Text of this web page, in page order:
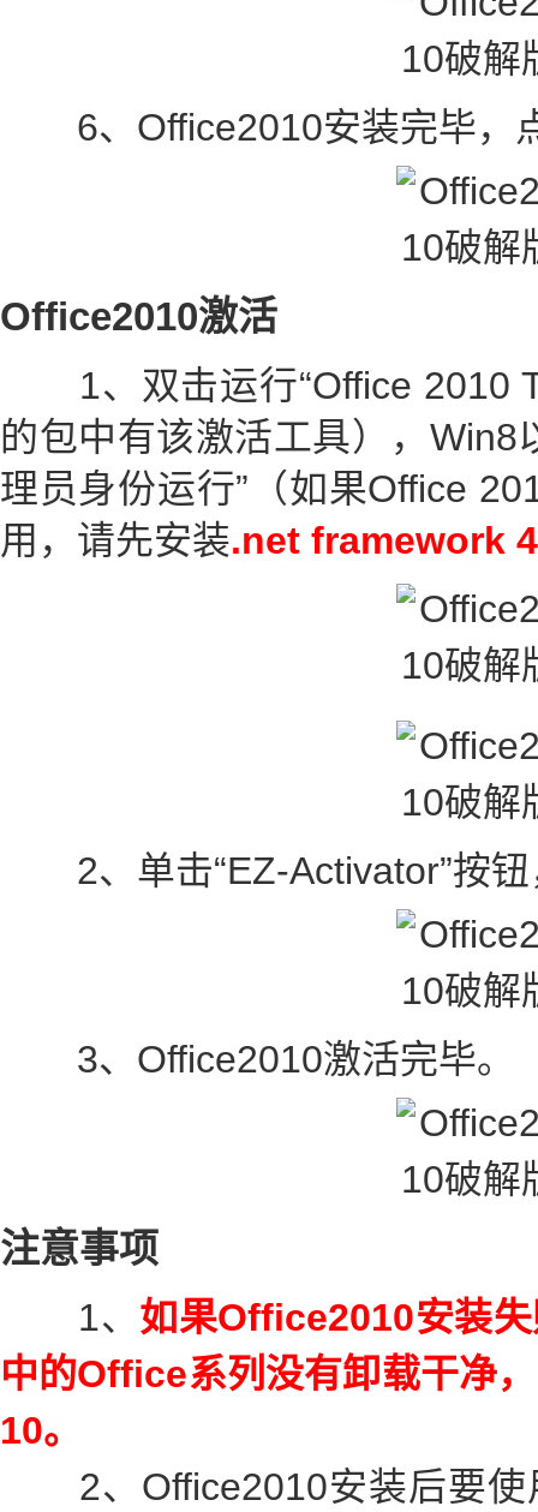
6、Office2010安装完毕，
Office2010激活
1、双击运行“Office 2010
的包中有该激活工具），Win8
理员身份运行”（如果Office
用，请先安装.net framework
2、单击“EZ-Activator”按钮
3、Office2010激活完毕。
注意事项
1、 如果Office2010安装
中的Office系列没有卸载干净
10。
2、Office2010安装后要使